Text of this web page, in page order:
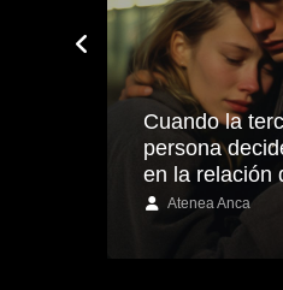
Cuando la
persona
en la relación
Atenea Anca